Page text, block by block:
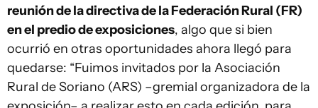
reunión de la directiva de la Federación Rural (FR)
en el predio de exposiciones, algo que si bien
ocurrió en otras oportunidades ahora llegó para
quedarse: “Fuimos invitados por la Asociación
Rural de Soriano (ARS) –gremial organizadora de la